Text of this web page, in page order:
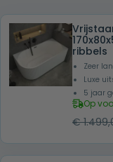
ribbels
Zeer
Luxe
5 jaar
Op
€